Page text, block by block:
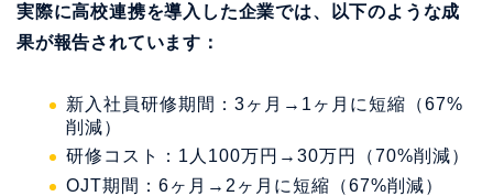
実際に高校連携を導入した企業では、以下のような成
果が報告されています：
新入社員研修期間：3ヶ月→1ヶ月に短縮（67%
削減）
研修コスト：1人100万円→30万円（70%削減）
OJT期間：6ヶ月→2ヶ月に短縮（67%削減）